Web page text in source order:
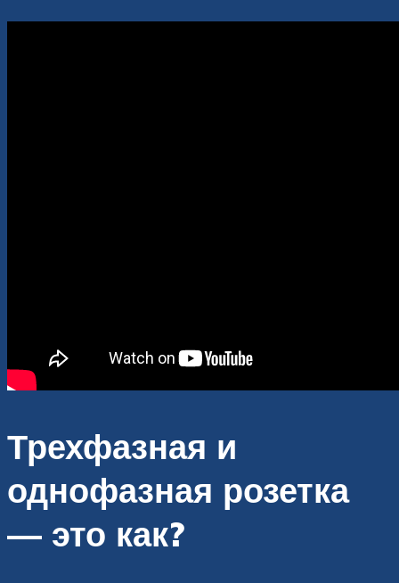
Трехфазная и
однофазная розетка
— это как?